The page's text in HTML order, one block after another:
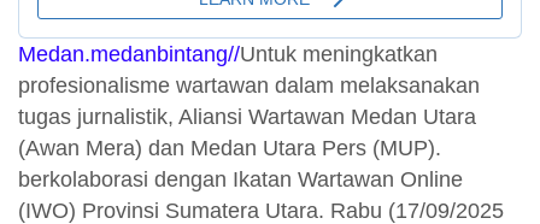
Medan.medanbintang//Untuk meningkatkan
profesionalisme wartawan dalam melaksanakan
tugas jurnalistik, Aliansi Wartawan Medan Utara
(Awan Mera) dan Medan Utara Pers (MUP).
berkolaborasi dengan Ikatan Wartawan Online
(IWO) Provinsi Sumatera Utara. Rabu (17/09/2025